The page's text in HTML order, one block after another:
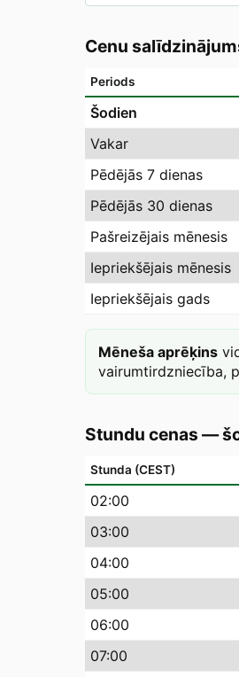
Cenu
Periods
Šodien
Vakar
Pēdējās 7 dienas
Pēdējās 30 dienas
Pašreizējais mēnesis
Iepriekšējais mēnesis
Iepriekšējais gads
Mēneša aprēķins
vairumtirdzniecība,
Stundu cenas —
Stunda (CEST)
02:00
03:00
04:00
05:00
06:00
07:00